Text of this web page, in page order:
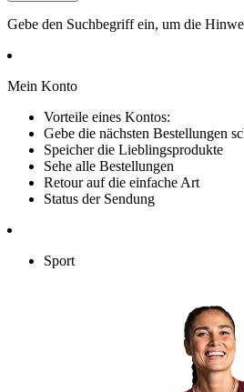
Gebe den Suchbegriff ein, um die
Mein Konto
Vorteile eines Kontos:
Gebe die nächsten Bestellungen
Speicher die Lieblingsprodukte
Sehe alle Bestellungen
Retour auf die einfache Art
Status der Sendung
Sport